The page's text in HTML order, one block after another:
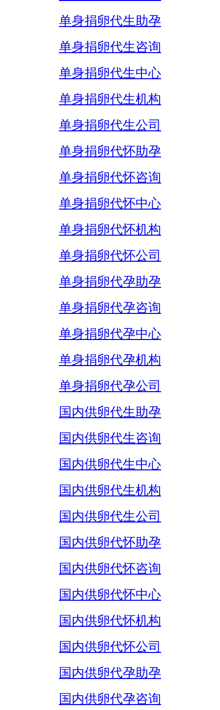
单身捐卵代生助孕
单身捐卵代生咨询
单身捐卵代生中心
单身捐卵代生机构
单身捐卵代生公司
单身捐卵代怀助孕
单身捐卵代怀咨询
单身捐卵代怀中心
单身捐卵代怀机构
单身捐卵代怀公司
单身捐卵代孕助孕
单身捐卵代孕咨询
单身捐卵代孕中心
单身捐卵代孕机构
单身捐卵代孕公司
国内供卵代生助孕
国内供卵代生咨询
国内供卵代生中心
国内供卵代生机构
国内供卵代生公司
国内供卵代怀助孕
国内供卵代怀咨询
国内供卵代怀中心
国内供卵代怀机构
国内供卵代怀公司
国内供卵代孕助孕
国内供卵代孕咨询